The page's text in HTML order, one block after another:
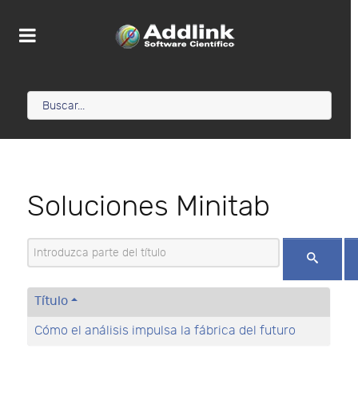
Soluciones Minitab
Introduzca parte del título
Título
Cómo el análisis impulsa la fábrica del futuro